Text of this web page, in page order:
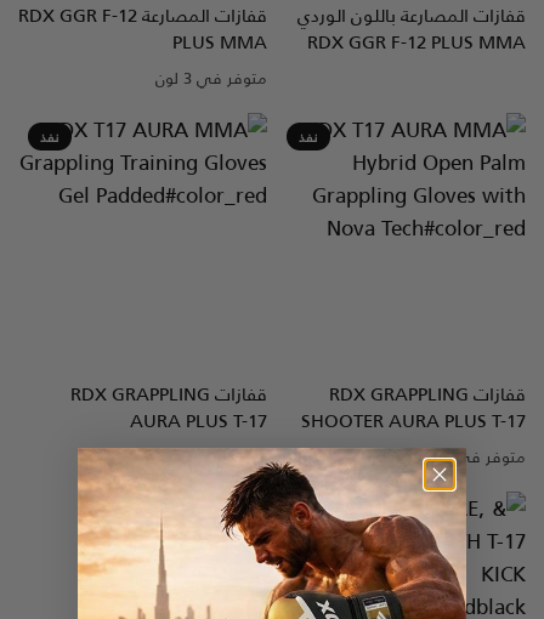
نظرة سريعة
قفازات المصارعة باللون الوردي
RDXGGR F-12 PLUS MMA
نظرة سريعةقفازات المصارعة RDXGGR F-12
PLUS MMA
Black
Red
Blueمتوفر في 3 لون
نفذ
نظرة سريعة قفازات RDXGRAPPLING
SHOOTER AURA PLUS T-17
Golden
Red
Blueمتوفر في 3 لون
نفذ
نظرة سريعة قفازات RDXGRAPPLING
AURA PLUS T-17
Golden
Red
Blueمتوفر في 3 لون
نفذ